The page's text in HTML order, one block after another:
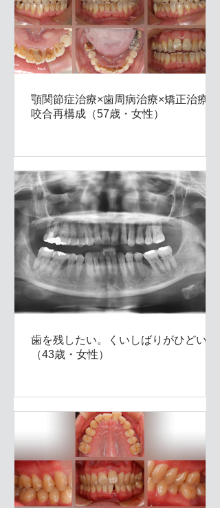
顎関節症治療×歯周病治療×矯正治療×
咬合再構成（57歳・女性）
歯を残したい。くいしばりがひどい。
（43歳・女性）